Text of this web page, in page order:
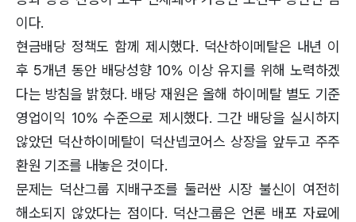
이다.
현금배당 정책도 함께 제시했다. 덕산하이메탈은 내년 이
후 5개년 동안 배당성향 10% 이상 유지를 위해 노력하겠
다는 방침을 밝혔다. 배당 재원은 올해 하이메탈 별도 기준
영업이익 10% 수준으로 제시했다. 그간 배당을 실시하지
않았던 덕산하이메탈이 덕산넵코어스 상장을 앞두고 주주
환원 기조를 내놓은 것이다.
문제는 덕산그룹 지배구조를 둘러싼 시장 불신이 여전히
해소되지 않았다는 점이다. 덕산그룹은 언론 배포 자료에